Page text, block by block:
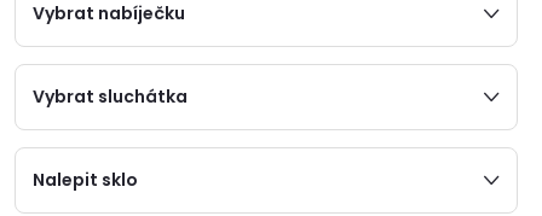
Vybrat nabíječku
Vybrat sluchátka
Nalepit sklo